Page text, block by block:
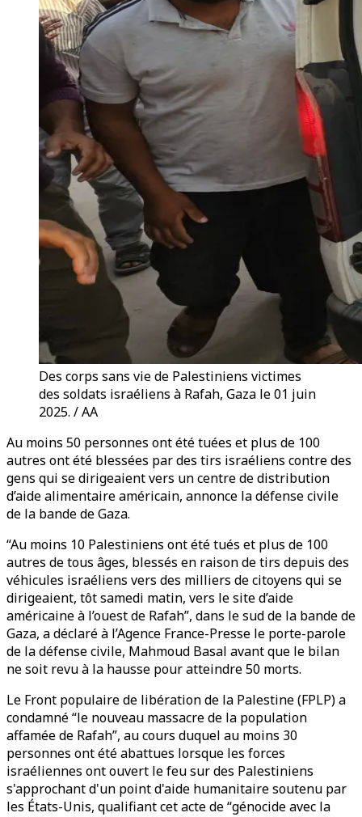
Des corps sans vie de Palestiniens victimes
des soldats israéliens à Rafah, Gaza le 01 juin
2025. / AA
Au moins 50 personnes ont été tuées et plus de 100
autres ont été blessées par des tirs israéliens contre des
gens qui se dirigeaient vers un centre de distribution
d’aide alimentaire américain, annonce la défense civile
de la bande de Gaza.
“Au moins 10 Palestiniens ont été tués et plus de 100
autres de tous âges, blessés en raison de tirs depuis des
véhicules israéliens vers des milliers de citoyens qui se
dirigeaient, tôt samedi matin, vers le site d’aide
américaine à l’ouest de Rafah”, dans le sud de la bande de
Gaza, a déclaré à l’Agence France-Presse le porte-parole
de la défense civile, Mahmoud Basal avant que le bilan
ne soit revu à la hausse pour atteindre 50 morts.
Le Front populaire de libération de la Palestine (FPLP) a
condamné “le nouveau massacre de la population
affamée de Rafah”, au cours duquel au moins 30
personnes ont été abattues lorsque les forces
israéliennes ont ouvert le feu sur des Palestiniens
s'approchant d'un point d'aide humanitaire soutenu par
les États-Unis, qualifiant cet acte de “génocide avec la